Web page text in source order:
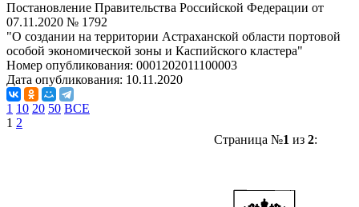
Постановление Правительства Российской Федерации от
07.11.2020 № 1792
"О создании на территории Астраханской области портовой
особой экономической зоны и Каспийского кластера"
Номер опубликования: 0001202011100003
Дата опубликования: 10.11.2020
1 10 20 50 ВСЕ
1 2
Страница №1 из 2: